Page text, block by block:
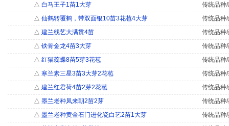
△ 白马王子1苗1大芽
传统品种
△ 仙鹤转覆鹤，带双面银10苗3花苞4大芽
传统品种
△ 建兰线艺大满贯4苗
传统品种
△ 铁骨金龙4苗3大芽
传统品种
△ 红猫蕊蝶8苗5芽3花苞
传统品种
△ 寒兰素三星3苗3大芽2花苞
传统品种
△ 建兰红君荷4苗2芽2花苞
传统品种
△ 墨兰老种凤来朝2苗2芽
传统品种
△ 墨兰老种黄金石门进化瓷白艺2苗1大芽
传统品种